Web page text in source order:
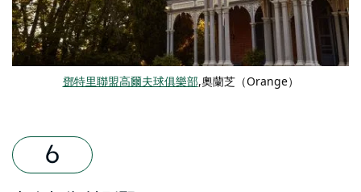
鄧特里聯盟高爾夫球俱樂部,奧蘭芝（Orange）